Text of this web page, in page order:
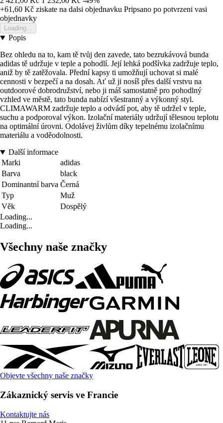
+61,60 Kč ziskate na dalsi objednavku Pripsano po potvrzeni vasi
objednavky
Loading...
Popis
Bez ohledu na to, kam tě tvůj den zavede, tato bezrukávová bunda
adidas tě udržuje v teple a pohodlí. Její lehká podšívka zadržuje teplo,
aniž by tě zatěžovala. Přední kapsy ti umožňují uchovat si malé
cennosti v bezpečí a na dosah. Ať už ji nosíš přes další vrstvu na
outdoorové dobrodružství, nebo ji máš samostatně pro pohodlný
vzhled ve městě, tato bunda nabízí všestranný a výkonný styl.
CLIMAWARM zadržuje teplo a odvádí pot, aby tě udržel v teple,
suchu a podporoval výkon. Izolační materiály udržují tělesnou teplotu
na optimální úrovni. Odolávej živlům díky tepelnému izolačnímu
materiálu a voděodolnosti.
Další informace
Marki
adidas
Barva
black
Dominantní barva Černá
Typ
Muž
Věk
Dospělý
Loading...
Loading...
Všechny naše značky
Objevte všechny naše značky
Zákaznický servis ve Francie
Kontaktujte nás